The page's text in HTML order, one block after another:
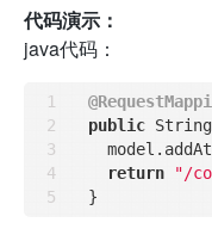
代码演示：
java代码：
public
return
"/